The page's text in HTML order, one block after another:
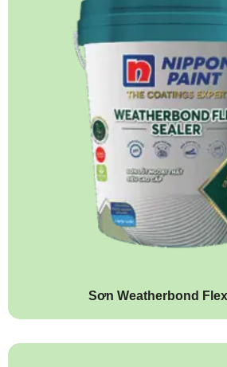
Sơn Weatherbond